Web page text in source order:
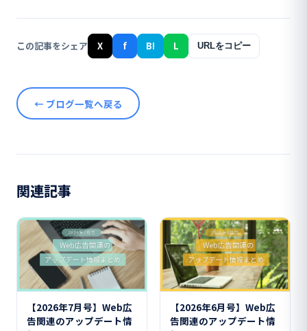
この記事をシェア X f B! L URLをコピー
← ブログ一覧へ戻る
関連記事
【2026年7月号】Web広
告関連のアップデート情
【2026年6月号】Web広
告関連のアップデート情